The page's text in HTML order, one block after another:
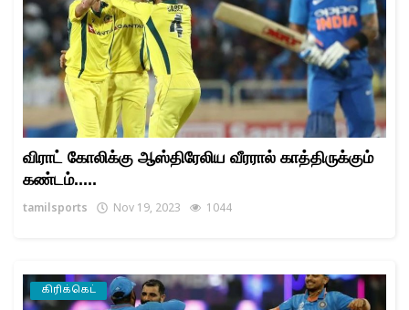
விராட் கோலிக்கு ஆஸ்திரேலிய வீரரால் காத்திருக்கும்
கண்டம்.....
tamilsports Nov 19, 2023 1044
கிரிக்கெட்